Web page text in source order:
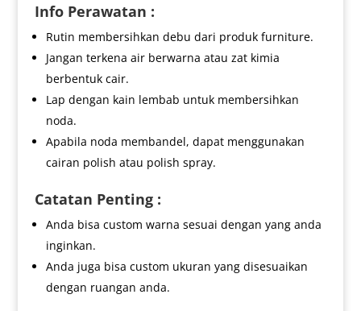
Info Perawatan :
Rutin membersihkan debu dari produk furniture.
Jangan terkena air berwarna atau zat kimia
berbentuk cair.
Lap dengan kain lembab untuk membersihkan
noda.
Apabila noda membandel, dapat menggunakan
cairan polish atau polish spray.
Catatan Penting :
Anda bisa custom warna sesuai dengan yang anda
inginkan.
Anda juga bisa custom ukuran yang disesuaikan
dengan ruangan anda.